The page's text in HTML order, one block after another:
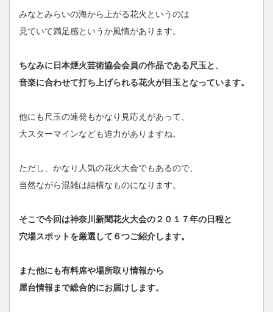
みなとみらいの海から上がる花火というのは
見ていて満足感というか風情があります。
ちなみに日本煙火芸術協会会員の作品である尺玉と、
音楽に合わせて打ち上げられる花火が目玉となっています。
他にも尺玉の連発もかなり見応えがあって、
大スターマインなども迫力がありますね。
ただし、かなり人気の花火大会でもあるので、
当然ながら混雑は結構なものになります。
そこで今回は神奈川新聞花火大会の２０１７年の日程と
穴場スポットを厳選して６つご紹介します。
また他にも有料席や場所取り情報から
屋台情報まで総合的にお届けします。